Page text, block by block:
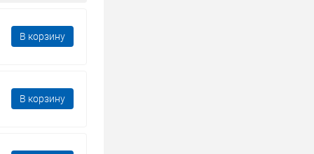
В корзину
В корзину